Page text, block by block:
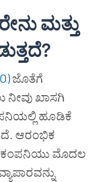
ಮತ್ತು
ಜೊತೆಗೆ
ಖಾಸಗಿ
ಹೂಡಿಕೆ
ಆರಂಭಿಕ
ಕಂಪನಿಯು ಮೊದಲ